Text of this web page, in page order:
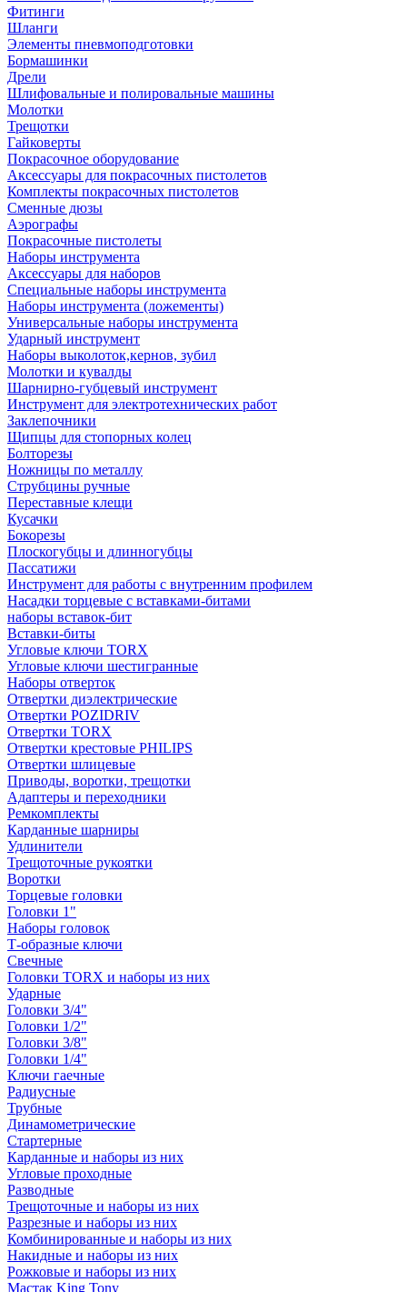
Фитинги
Шланги
Элементы пневмоподготовки
Бормашинки
Дрели
Шлифовальные и полировальные машины
Молотки
Трещотки
Гайковерты
Покрасочное оборудование
Аксессуары для покрасочных пистолетов
Комплекты покрасочных пистолетов
Сменные дюзы
Аэрографы
Покрасочные пистолеты
Наборы инструмента
Аксессуары для наборов
Специальные наборы инструмента
Наборы инструмента (ложементы)
Универсальные наборы инструмента
Ударный инструмент
Наборы выколоток,кернов, зубил
Молотки и кувалды
Шарнирно-губцевый инструмент
Инструмент для электротехнических работ
Заклепочники
Щипцы для стопорных колец
Болторезы
Ножницы по металлу
Струбцины ручные
Переставные клещи
Кусачки
Бокорезы
Плоскогубцы и длинногубцы
Пассатижи
Инструмент для работы с внутренним профилем
Насадки торцевые с вставками-битами
наборы вставок-бит
Вставки-биты
Угловые ключи TORX
Угловые ключи шестигранные
Наборы отверток
Отвертки диэлектрические
Отвертки POZIDRIV
Отвертки TORX
Отвертки крестовые PHILIPS
Отвертки шлицевые
Приводы, воротки, трещотки
Адаптеры и переходники
Ремкомплекты
Карданные шарниры
Удлинители
Трещоточные рукоятки
Воротки
Торцевые головки
Головки 1"
Наборы головок
Т-образные ключи
Свечные
Головки TORX и наборы из них
Ударные
Головки 3/4"
Головки 1/2"
Головки 3/8"
Головки 1/4"
Ключи гаечные
Радиусные
Трубные
Динамометрические
Стартерные
Карданные и наборы из них
Угловые проходные
Разводные
Трещоточные и наборы из них
Разрезные и наборы из них
Комбинированные и наборы из них
Накидные и наборы из них
Рожковые и наборы из них
Мастак King Tony